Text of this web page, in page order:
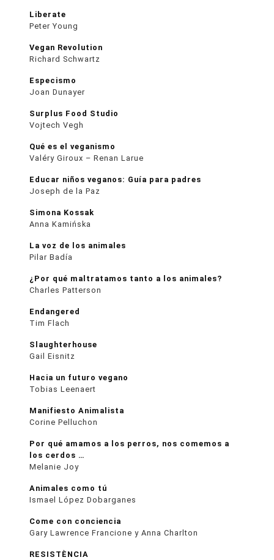
Liberate
Peter Young
Vegan Revolution
Richard Schwartz
Especismo
Joan Dunayer
Surplus Food Studio
Vojtech Vegh
Qué es el veganismo
Valéry Giroux – Renan Larue
Educar niños veganos: Guía para padres
Joseph de la Paz
Simona Kossak
Anna Kamińska
La voz de los animales
Pilar Badía
¿Por qué maltratamos tanto a los animales?
Charles Patterson
Endangered
Tim Flach
Slaughterhouse
Gail Eisnitz
Hacia un futuro vegano
Tobias Leenaert
Manifiesto Animalista
Corine Pelluchon
Por qué amamos a los perros, nos comemos a
los cerdos …
Melanie Joy
Animales como tú
Ismael López Dobarganes
Come con conciencia
Gary Lawrence Francione y Anna Charlton
RESISTÈNCIA